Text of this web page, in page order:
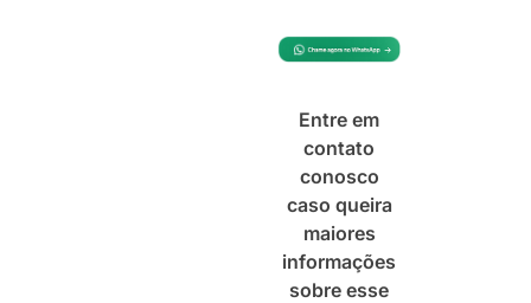
Entre em
contato
conosco
caso queira
maiores
informações
sobre esse